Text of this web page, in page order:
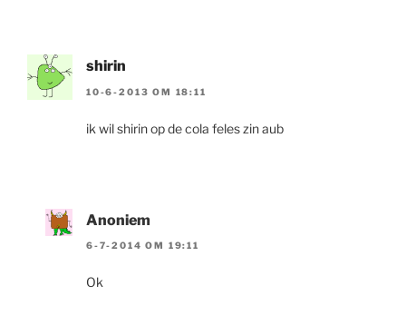
shirin
10-6-2013 OM 18:11
ik wil shirin op de cola feles zin aub
Anoniem
6-7-2014 OM 19:11
Ok